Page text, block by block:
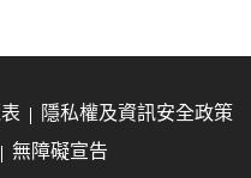
隱私權及資訊安全政策
無障礙宣告